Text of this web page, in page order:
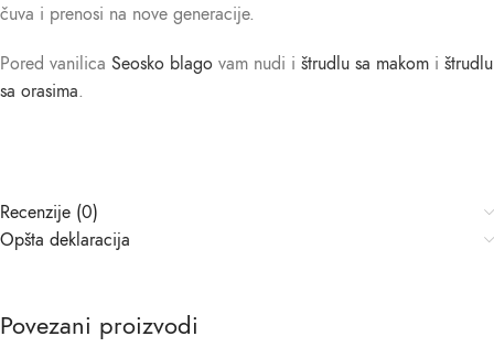
čuva i prenosi na nove generacije.
Pored vanilica Seosko blago vam nudi i štrudlu sa makom i štrudlu
sa orasima.
Recenzije (0)
Opšta deklaracija
Povezani proizvodi